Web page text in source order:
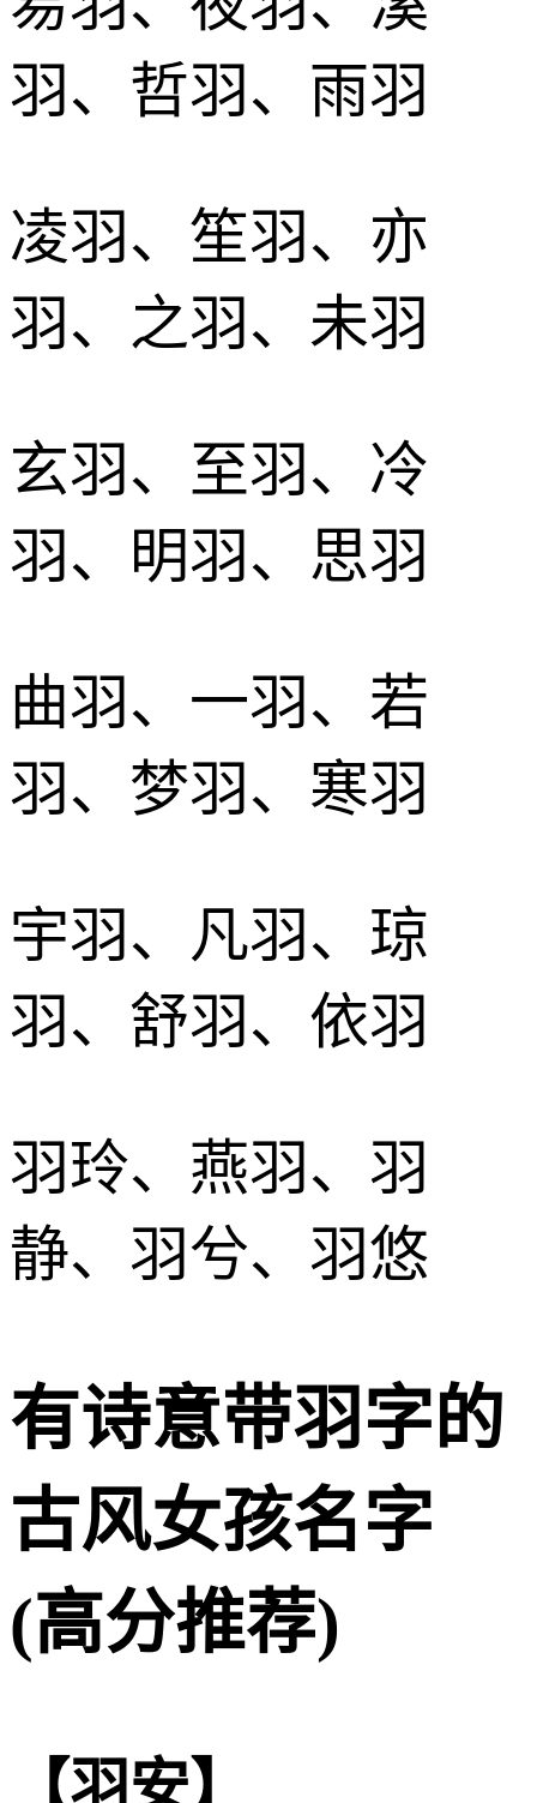
羽、哲羽、雨羽
凌羽、笙羽、亦
羽、之羽、未羽
玄羽、至羽、冷
羽、明羽、思羽
曲羽、一羽、若
羽、梦羽、寒羽
宇羽、凡羽、琼
羽、舒羽、依羽
羽玲、燕羽、羽
静、羽兮、羽悠
有诗意带羽字的
古风女孩名字
(高分推荐)
【羽安】